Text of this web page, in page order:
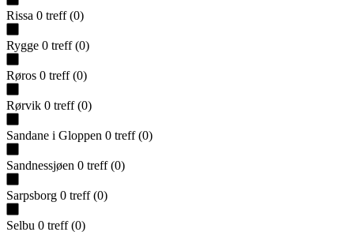
Rissa 0 treff (0)
Rygge 0 treff (0)
Røros 0 treff (0)
Rørvik 0 treff (0)
Sandane i Gloppen 0 treff (0)
Sandnessjøen 0 treff (0)
Sarpsborg 0 treff (0)
Selbu 0 treff (0)